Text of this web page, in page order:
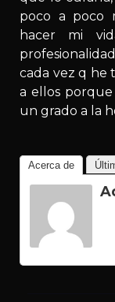
poco a poco
hacer mi
cada vez q he
a ellos
un grado a la
Acerca de